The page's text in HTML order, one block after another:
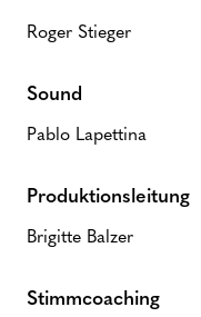
Roger Stieger
Sound
Pablo Lapettina
Produktionsleitung
Brigitte Balzer
Stimmcoaching